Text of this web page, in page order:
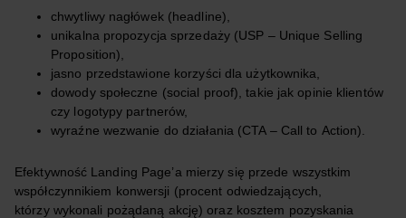
chwytliwy nagłówek (headline),
unikalna propozycja sprzedaży (USP – Unique Selling
Proposition),
jasno przedstawione korzyści dla użytkownika,
dowody społeczne (social proof), takie jak opinie klientów
czy logotypy partnerów,
wyraźne wezwanie do działania (CTA – Call to Action).
Efektywność Landing Page’a mierzy się przede wszystkim
współczynnikiem konwersji (procent odwiedzających,
którzy wykonali pożądaną akcję) oraz kosztem pozyskania